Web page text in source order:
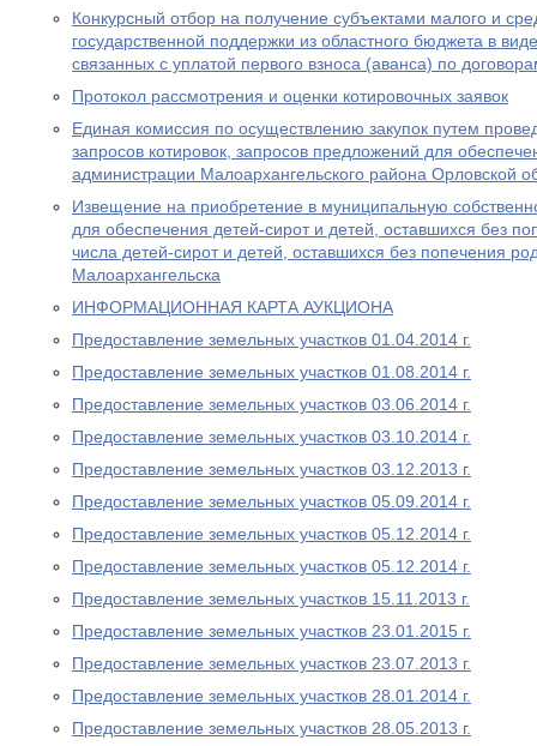
Конкурсный отбор на получение субъектами малого и
государственной поддержки из областного бюджета в
связанных с уплатой первого взноса (аванса) по
Протокол рассмотрения и оценки котировочных заявок
Единая комиссия по осуществлению закупок путем
запросов котировок, запросов предложений для
администрации Малоархангельского района Орловской
Извещение на приобретение в муниципальную
для обеспечения детей-сирот и детей, оставшихся без
числа детей-сирот и детей, оставшихся без попечения
Малоархангельска
ИНФОРМАЦИОННАЯ КАРТА АУКЦИОНА
Предоставление земельных участков 01.04.2014 г.
Предоставление земельных участков 01.08.2014 г.
Предоставление земельных участков 03.06.2014 г.
Предоставление земельных участков 03.10.2014 г.
Предоставление земельных участков 03.12.2013 г.
Предоставление земельных участков 05.09.2014 г.
Предоставление земельных участков 05.12.2014 г.
Предоставление земельных участков 05.12.2014 г.
Предоставление земельных участков 15.11.2013 г.
Предоставление земельных участков 23.01.2015 г.
Предоставление земельных участков 23.07.2013 г.
Предоставление земельных участков 28.01.2014 г.
Предоставление земельных участков 28.05.2013 г.